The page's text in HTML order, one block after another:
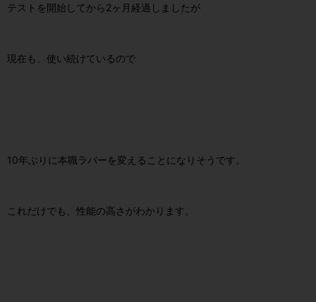
テストを開始してから2ヶ月経過しましたが
現在も、使い続けているので
10年ぶりに本職ラバーを変えることになりそうです。
これだけでも、性能の高さがわかります。